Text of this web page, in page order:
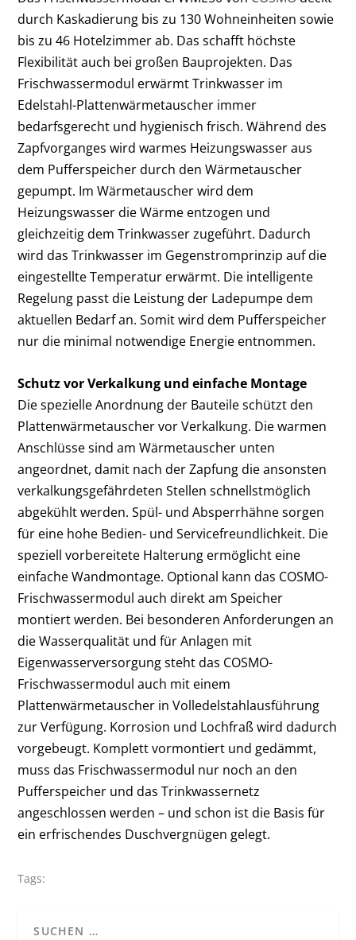
durch Kaskadierung bis zu 130 Wohneinheiten sowie
bis zu 46 Hotelzimmer ab. Das schafft höchste
Flexibilität auch bei großen Bauprojekten. Das
Frischwassermodul erwärmt Trinkwasser im
Edelstahl-Plattenwärmetauscher immer
bedarfsgerecht und hygienisch frisch. Während des
Zapfvorganges wird warmes Heizungswasser aus
dem Pufferspeicher durch den Wärmetauscher
gepumpt. Im Wärmetauscher wird dem
Heizungswasser die Wärme entzogen und
gleichzeitig dem Trinkwasser zugeführt. Dadurch
wird das Trinkwasser im Gegenstromprinzip auf die
eingestellte Temperatur erwärmt. Die intelligente
Regelung passt die Leistung der Ladepumpe dem
aktuellen Bedarf an. Somit wird dem Pufferspeicher
nur die minimal notwendige Energie entnommen.
Schutz vor Verkalkung und einfache Montage
Die spezielle Anordnung der Bauteile schützt den
Plattenwärmetauscher vor Verkalkung. Die warmen
Anschlüsse sind am Wärmetauscher unten
angeordnet, damit nach der Zapfung die ansonsten
verkalkungsgefährdeten Stellen schnellstmöglich
abgekühlt werden. Spül- und Absperrhähne sorgen
für eine hohe Bedien- und Servicefreundlichkeit. Die
speziell vorbereitete Halterung ermöglicht eine
einfache Wandmontage. Optional kann das COSMO-
Frischwassermodul auch direkt am Speicher
montiert werden. Bei besonderen Anforderungen an
die Wasserqualität und für Anlagen mit
Eigenwasserversorgung steht das COSMO-
Frischwassermodul auch mit einem
Plattenwärmetauscher in Volledelstahlausführung
zur Verfügung. Korrosion und Lochfraß wird dadurch
vorgebeugt. Komplett vormontiert und gedämmt,
muss das Frischwassermodul nur noch an den
Pufferspeicher und das Trinkwassernetz
angeschlossen werden – und schon ist die Basis für
ein erfrischendes Duschvergnügen gelegt.
Tags: